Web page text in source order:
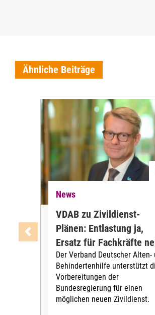
Ähnliche Beiträge
News
VDAB zu Zivildienst-
Plänen: Entlastung ja,
Ersatz für Fachkräfte
Der Verband Deutscher Alten-
Behindertenhilfe unterstützt
Vorbereitungen der
Bundesregierung für einen
möglichen neuen Zivildienst.